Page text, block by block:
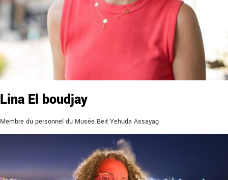
Lina El boudjay
Membre du personnel du Musée Beit Yehuda Assayag